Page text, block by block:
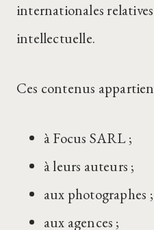
internationales
intellectuelle.
Ces contenus
à Focus SARL ;
à leurs auteurs ;
aux photographes ;
aux agences ;